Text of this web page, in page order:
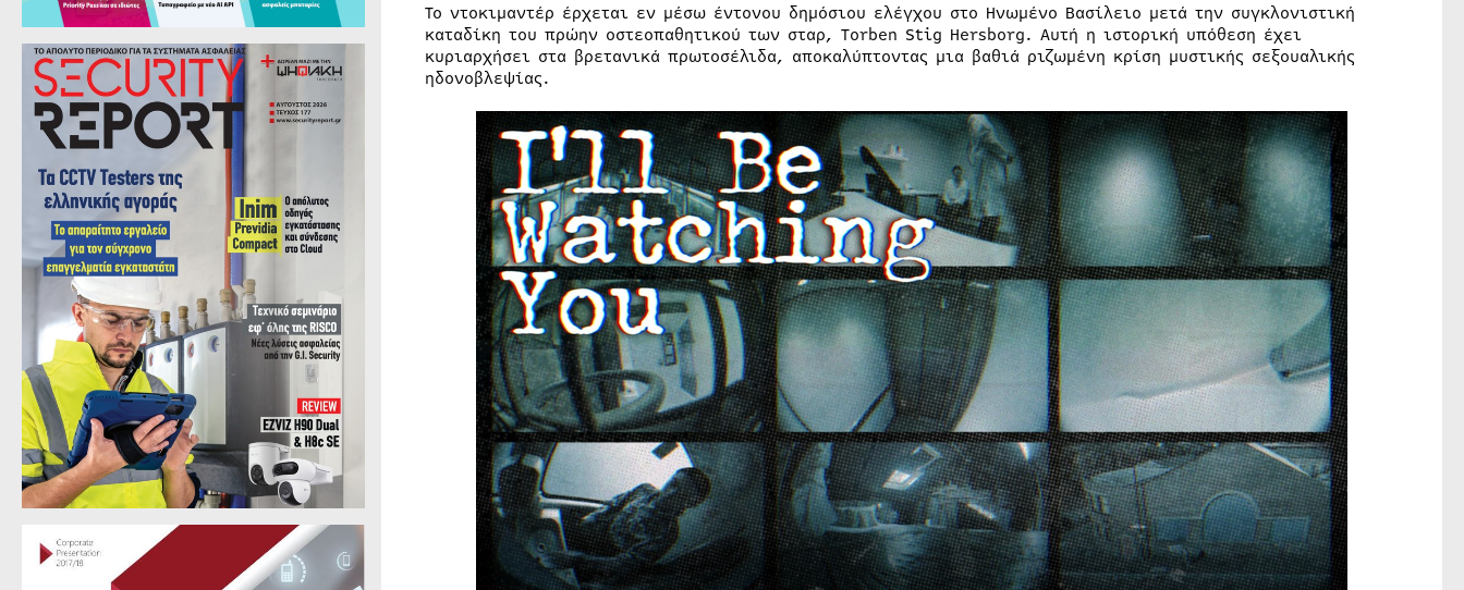
Το ντοκιμαντέρ έρχεται εν μέσω έντονου δημόσιου ελέγχου στο Ηνωμένο Βασίλειο μετά την συγκλονιστική
καταδίκη του πρώην οστεοπαθητικού των σταρ, Torben Stig Hersborg. Αυτή η ιστορική υπόθεση έχει
κυριαρχήσει στα βρετανικά πρωτοσέλιδα, αποκαλύπτοντας μια βαθιά ριζωμένη κρίση μυστικής σεξουαλικής
ηδονοβλεψίας.